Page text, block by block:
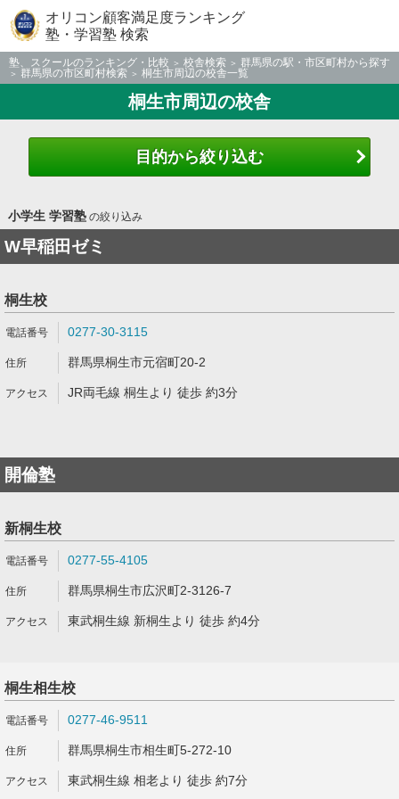
オリコン顧客満足度ランキング
塾・学習塾 検索
塾、スクールのランキング・比較 校舎検索
群馬県の駅・市区町村から探す
群馬県の市区町村検索
桐生市周辺の校舎一覧
桐生市周辺の校舎
目的から絞り込む
小学生 学習塾の絞り込み
W早稲田ゼミ
桐生校
0277-30-3115
群馬県桐生市元宿町20-2
JR両毛線 桐生より 徒歩 約3分
開倫塾
新桐生校
0277-55-4105
群馬県桐生市広沢町2-3126-7
東武桐生線 新桐生より 徒歩 約4分
桐生相生校
0277-46-9511
群馬県桐生市相生町5-272-10
東武桐生線 相老より 徒歩 約7分